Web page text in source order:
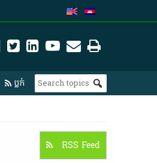
ប្លក់
RSS Feed